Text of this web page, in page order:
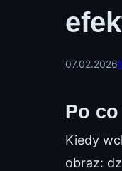
07.02.2026
Po
Kiedy
obraz: